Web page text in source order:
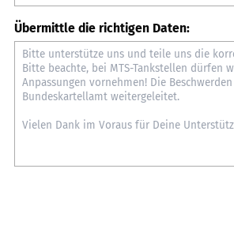
Übermittle die richtigen Daten: